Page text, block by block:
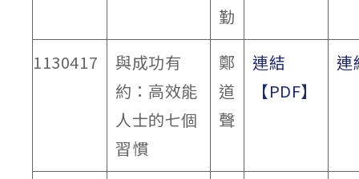
勤
1130417
與成功有
約：高效能
人士的七個
習慣
鄭
道
聲
連結
【PDF】
連